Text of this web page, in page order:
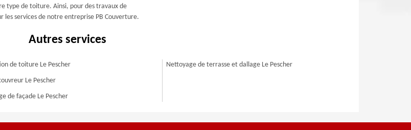
type de toiture. Ainsi, pour des travaux de
les services de notre entreprise PB Couverture.
Autres services
de toiture Le Pescher
Le Pescher
de façade Le Pescher
Nettoyage de terrasse et dallage Le Pescher